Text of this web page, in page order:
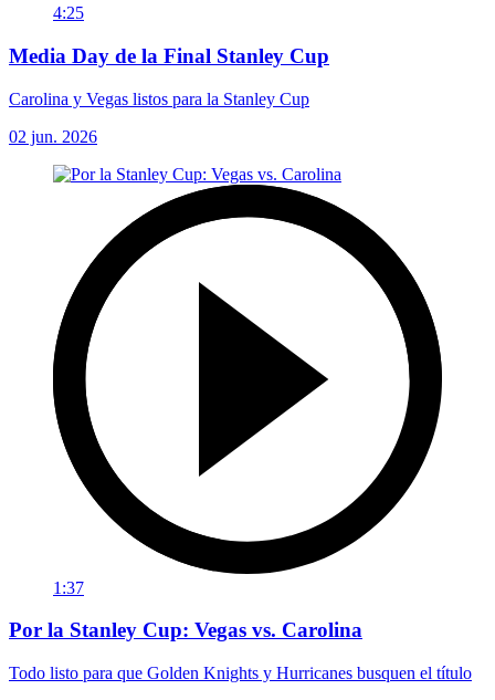
4:25
Media Day de la Final Stanley Cup
Carolina y Vegas listos para la Stanley Cup
02 jun. 2026
1:37
Por la Stanley Cup: Vegas vs. Carolina
Todo listo para que Golden Knights y Hurricanes busquen el título